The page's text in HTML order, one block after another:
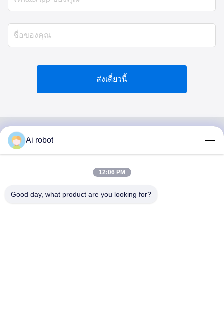
ส่งเดี๋ยวนี้
VIVI DENTAI
LABORATORY
Ai robot
12:06 PM
Good day, what product are you looking for?